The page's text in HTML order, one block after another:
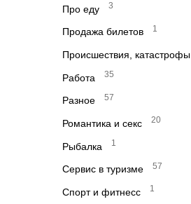
Про еду 3
Продажа билетов 1
Происшествия, катастрофы
Работа 35
Разное 57
Романтика и секс 20
Рыбалка 1
Сервис в туризме 57
Спорт и фитнесс 1